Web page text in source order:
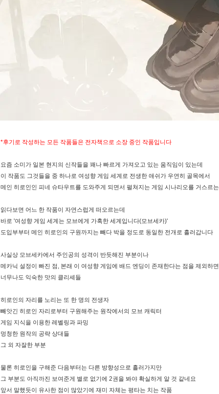
*후기로 작성하는 모든 작품들은 전자책으로 소장 중인 작품입니다
요즘 소미가 일본 현지의 신작들을 꽤나 빠르게 가져오고 있는 움직임이 있는데
이 작품도 그것들을 중 하나로 여성향 게임 세계로 전생한 애쉬가 우연히 골목에서
메인 히로인인 피네 슈타우트를 도와주게 되면서 펼쳐지는 게임 시나리오를 거스르
읽다보면 어느 한 작품이 자연스럽게 떠오르는데
바로 '여성향 게임 세계는 모브에게 가혹한 세계입니다(모브세카)'
도입부부터 메인 히로인의 구원까지는 빼다 박을 정도로 동일한 전개로 흘러갑니다
사실상 모브세카에서 주인공의 성격이 반듯해진 부분이나
메카닉 설정이 빠진 점, 본래 이 여성향 게임에 배드 엔딩이 존재한다는 점을 제외하면
너무나도 익숙한 맛의 클리셰들
히로인의 자리를 노리는 또 한 명의 전생자
빼앗긴 히로인 자리로부터 구원해주는 원작에서의 모브 캐릭터
게임 지식을 이용한 레벨링과 파밍
멍청한 원작의 공략 상대들
그 외 자잘한 부분
물론 히로인을 구해준 다음부터는 다른 방향성으로 흘러가지만
그 부분도 아직까진 보여준게 별로 없기에 2권을 봐야 확실하게 알 것 같네요
앞서 말했듯이 유사한 점이 많았기에 재미 자체는 평타는 치는 작품